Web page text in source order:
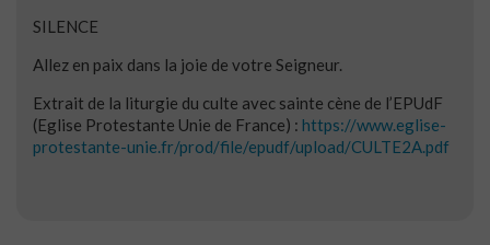
SILENCE
Allez en paix dans la joie de votre Seigneur.
Extrait de la liturgie du culte avec sainte cène de l’EPUdF
(Eglise Protestante Unie de France) : https://www.eglise-
protestante-unie.fr/prod/file/epudf/upload/CULTE2A.pdf